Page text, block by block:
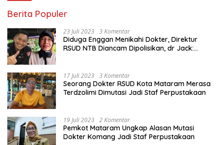
Berita Populer
23 Juli 2023 3 Komentar
Diduga Enggan Menikahi Dokter, Direktur
RSUD NTB Diancam Dipolisikan, dr Jack:
17 Juli 2023 3 Komentar
Seorang Dokter RSUD Kota Mataram Merasa
Terdzolimi Dimutasi Jadi Staf Perpustakaan
19 Juli 2023 2 Komentar
Pemkot Mataram Ungkap Alasan Mutasi
Dokter Komang Jadi Staf Perpustakaan